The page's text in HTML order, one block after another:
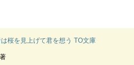
桜を見上げて君を想う TO文庫